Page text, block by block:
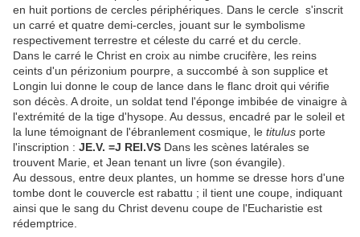
en huit portions de cercles périphériques. Dans le cercle s'inscrit
un carré et quatre demi-cercles, jouant sur le symbolisme
respectivement terrestre et céleste du carré et du cercle.
Dans le carré le Christ en croix au nimbe crucifère, les reins
ceints d'un périzonium pourpre, a succombé à son supplice et
Longin lui donne le coup de lance dans le flanc droit qui vérifie
son décès. A droite, un soldat tend l'éponge imbibée de vinaigre à
l'extrémité de la tige d'hysope. Au dessus, encadré par le soleil et
la lune témoignant de l'ébranlement cosmique, le titulus porte
l'inscription : JE.V. =J REI.VS Dans les scènes latérales se
trouvent Marie, et Jean tenant un livre (son évangile).
Au dessous, entre deux plantes, un homme se dresse hors d'une
tombe dont le couvercle est rabattu ; il tient une coupe, indiquant
ainsi que le sang du Christ devenu coupe de l'Eucharistie est
rédemptrice.